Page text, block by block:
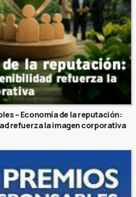
– Economía de la reputación:
refuerza la imagen corporativa